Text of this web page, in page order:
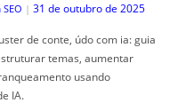
| 31 de outubro de 2025
de conte, údo com ia: guia
temas, aumentar
usando
IA.